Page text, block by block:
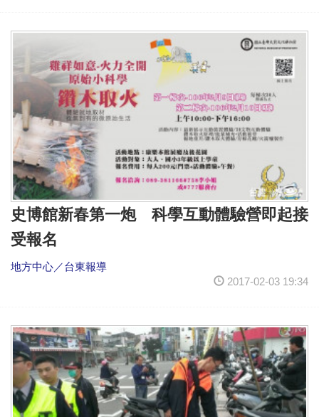
史博館新春第一炮 科學互動體驗營即起接
受報名
地方中心／台東報導
2017-02-03 19:34